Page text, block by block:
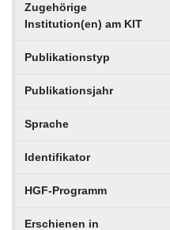
Zugehörige
Institution(en) am KIT
Publikationstyp
Publikationsjahr
Sprache
Identifikator
HGF-Programm
Erschienen in